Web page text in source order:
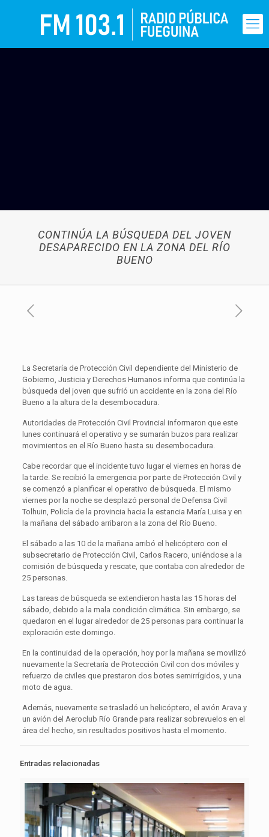
CONTINÚA LA BÚSQUEDA DEL JOVEN
DESAPARECIDO EN LA ZONA DEL RÍO
BUENO
La Secretaría de Protección Civil dependiente del Ministerio de
Gobierno, Justicia y Derechos Humanos informa que continúa la
búsqueda del joven que sufrió un accidente en la zona del Río
Bueno a la altura de la desembocadura.
Autoridades de Protección Civil Provincial informaron que este
lunes continuará el operativo y se sumarán buzos para realizar
movimientos en el Río Bueno hasta su desembocadura.
Cabe recordar que el incidente tuvo lugar el viernes en horas de
la tarde. Se recibió la emergencia por parte de Protección Civil y
se comenzó a planificar el operativo de búsqueda. El mismo
viernes por la noche se desplazó personal de Defensa Civil
Tolhuin, Policía de la provincia hacia la estancia María Luisa y en
la mañana del sábado arribaron a la zona del Río Bueno.
El sábado a las 10 de la mañana arribó el helicóptero con el
subsecretario de Protección Civil, Carlos Racero, uniéndose a la
comisión de búsqueda y rescate, que contaba con alrededor de
25 personas.
Las tareas de búsqueda se extendieron hasta las 15 horas del
sábado, debido a la mala condición climática. Sin embargo, se
quedaron en el lugar alrededor de 25 personas para continuar la
exploración este domingo.
En la continuidad de la operación, hoy por la mañana se movilizó
nuevamente la Secretaría de Protección Civil con dos móviles y
refuerzo de civiles que prestaron dos botes semirrígidos, y una
moto de agua.
Además, nuevamente se trasladó un helicóptero, el avión Arava y
un avión del Aeroclub Río Grande para realizar sobrevuelos en el
área del hecho, sin resultados positivos hasta el momento.
Entradas relacionadas